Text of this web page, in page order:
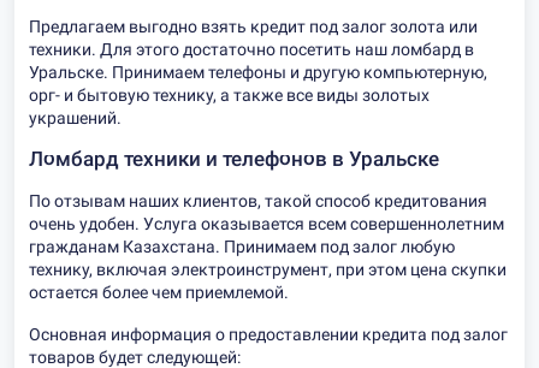
Предлагаем выгодно взять кредит под залог золота или
техники. Для этого достаточно посетить наш ломбард в
Уральске. Принимаем телефоны и другую компьютерную,
орг- и бытовую технику, а также все виды золотых
украшений.
Ломбард техники и телефонов в Уральске
По отзывам наших клиентов, такой способ кредитования
очень удобен. Услуга оказывается всем совершеннолетним
гражданам Казахстана. Принимаем под залог любую
технику, включая электроинструмент, при этом цена скупки
остается более чем приемлемой.
Основная информация о предоставлении кредита под залог
товаров будет следующей: